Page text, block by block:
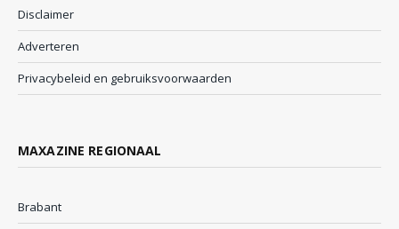
Disclaimer
Adverteren
Privacybeleid en gebruiksvoorwaarden
MAXAZINE REGIONAAL
Brabant